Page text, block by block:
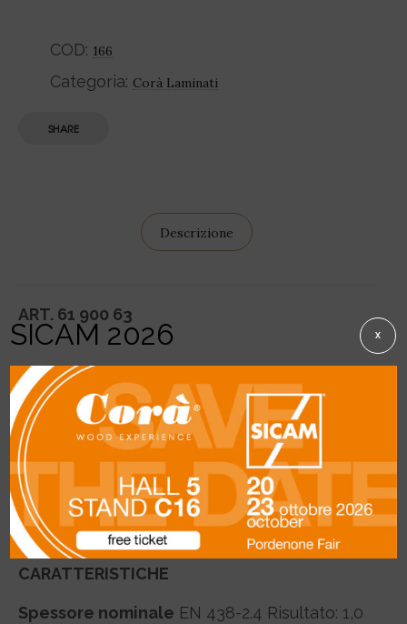
COD: 166
Categoria: Corà Laminati
SHARE
Descrizione
ART. 61 900 63
FINITURA: OPACA
Foto e colori dei campioni sono a titolo
indicativo.
Richiedi campione originale.
CARATTERISTICHE
Spessore nominale EN 438-2.4 Risultato: 1,0
SICAM 2026 X